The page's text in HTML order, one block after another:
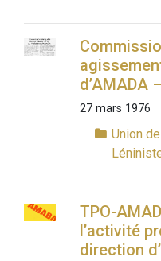
d’AMADA
27 mars 1976
Union
TPO-
l’activité
direction